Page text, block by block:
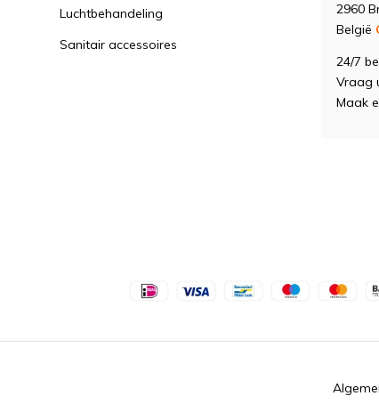
Luchtbehandeling
Sanitair accessoires
2960
België
24/7
Vraag
Maak